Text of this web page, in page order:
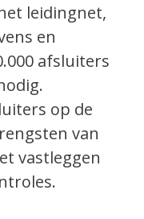
leidingnet,
en
afsluiters
op de
van
vastleggen